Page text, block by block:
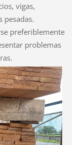
vigas,
pesadas.
preferiblemente
problemas